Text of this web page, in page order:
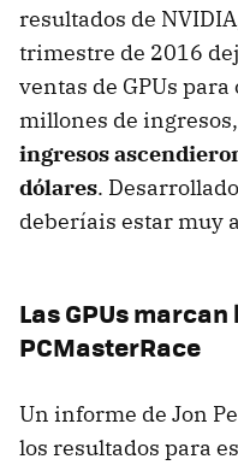
resultados de
trimestre de 2016
ventas de GPUs
millones de
ingresos
dólares.
deberíais estar muy
Las GPUs
PCMasterRace
Un informe de Jon
los resultados para